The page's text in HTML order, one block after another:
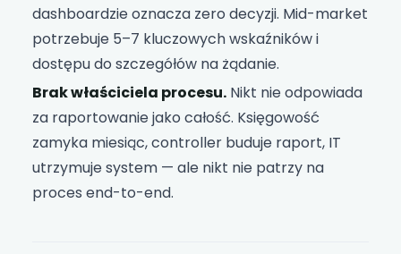
dashboardzie oznacza zero decyzji. Mid-market
potrzebuje 5–7 kluczowych wskaźników i
dostępu do szczegółów na żądanie.
Brak właściciela procesu. Nikt nie odpowiada
za raportowanie jako całość. Księgowość
zamyka miesiąc, controller buduje raport, IT
utrzymuje system — ale nikt nie patrzy na
proces end-to-end.